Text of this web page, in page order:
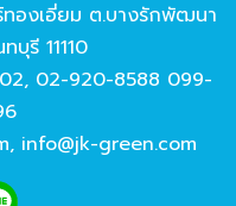
องเอี่ยม ต.บางรักพัฒนา
บุรี 11110
, 02-920-8588 099-
, info@jk-green.com